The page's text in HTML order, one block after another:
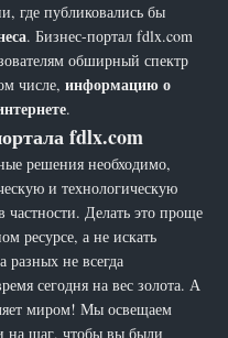
где публиковались бы
. Бизнес-портал fdlx.com
обширный спектр
числе,информацию о
.
fdlx.com
решения необходимо,
и технологическую
Делать это проще
ресурсе, а не искать
не всегда
сегодня на вес золота. А
миром! Мы освещаем
на шаг, чтобы вы были